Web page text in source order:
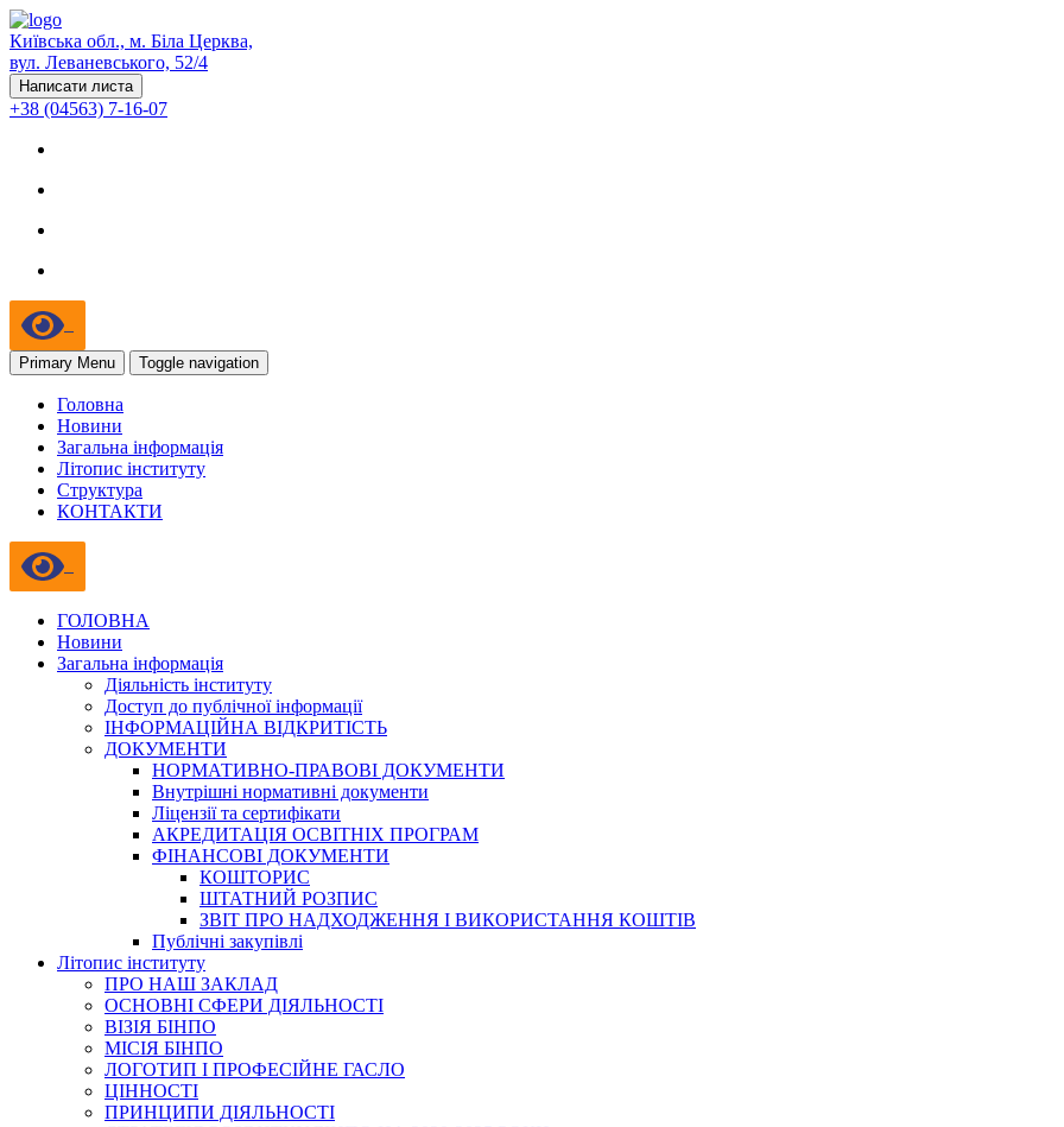
Київська обл., м. Біла Церква,
вул. Леваневського, 52/4
Написати листа
+38 (04563) 7-16-07
Primary Menu Toggle navigation
Головна
Новини
Загальна інформація
Літопис інституту
Структура
КОНТАКТИ
ГОЛОВНА
Новини
Загальна інформація
Діяльність інституту
Доступ до публічної інформації
ІНФОРМАЦІЙНА ВІДКРИТІСТЬ
ДОКУМЕНТИ
НОРМАТИВНО-ПРАВОВІ ДОКУМЕНТИ
Внутрішні нормативні документи
Ліцензії та сертифікати
АКРЕДИТАЦІЯ ОСВІТНІХ ПРОГРАМ
ФІНАНСОВІ ДОКУМЕНТИ
КОШТОРИС
ШТАТНИЙ РОЗПИС
ЗВІТ ПРО НАДХОДЖЕННЯ І ВИКОРИСТАННЯ КОШТІВ
Публічні закупівлі
Літопис інституту
ПРО НАШ ЗАКЛАД
ОСНОВНІ СФЕРИ ДІЯЛЬНОСТІ
ВІЗІЯ БІНПО
МІСІЯ БІНПО
ЛОГОТИП І ПРОФЕСІЙНЕ ГАСЛО
ЦІННОСТІ
ПРИНЦИПИ ДІЯЛЬНОСТІ